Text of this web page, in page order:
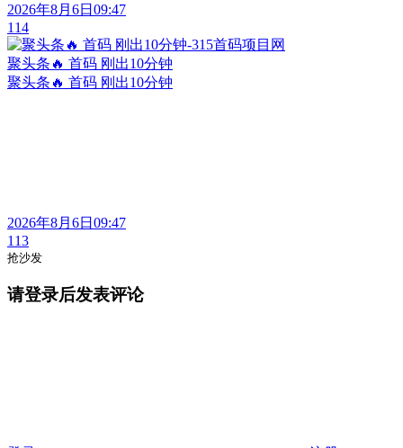
2026年8月6日09:47
114
聚头条🔥 首码 刚出10分钟
聚头条🔥 首码 刚出10分钟
2026年8月6日09:47
113
抢沙发
请登录后发表评论